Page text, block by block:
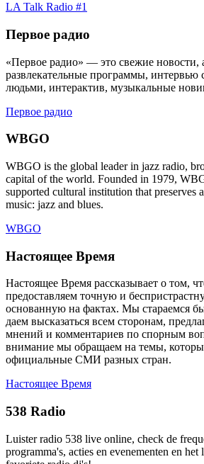
LA Talk Radio #1
Первое радио
«Первое радио» — это свежие новости,
развлекательные программы, интервью
людьми, интерактив, музыкальные
Первое радио
WBGO
WBGO is the global leader in jazz radio,
capital of the world. Founded in 1979,
supported cultural institution that preserves
music: jazz and blues.
WBGO
Настоящее Время
Настоящее Время рассказывает о том,
предоставляем точную и
основанную на фактах. Мы стараемся
даем высказаться всем сторонам,
мнений и комментариев по спорным
внимание мы обращаем на темы,
официальные СМИ разных стран.
Настоящее Время
538 Radio
Luister radio 538 live online, check de
programma's, acties en evenementen en het